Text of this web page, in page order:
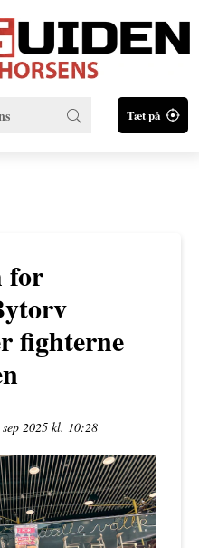
Tæt på
for
fighterne
2025 kl. 10:28